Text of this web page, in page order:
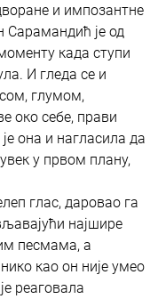
и импозантне
Сарамандић је од
када ступи
И гледа се и
глумом,
око себе, прави
она и нагласила да
у првом плану,
глас, даровао га
најшире
песмама, а
као он није умео
реаговала